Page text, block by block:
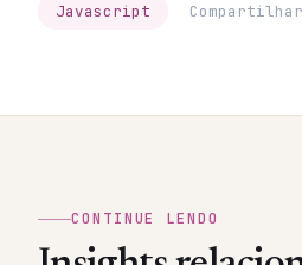
Javascript Compartilhar
CONTINUE LENDO